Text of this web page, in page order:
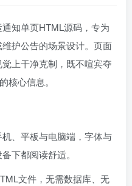
知单页HTML源码，专为
护公告的场景设计。页面
上干净克制，既不喧宾夺
核心信息。
、平板与电脑端，字体与
下都阅读舒适。
文件，无需数据库、无